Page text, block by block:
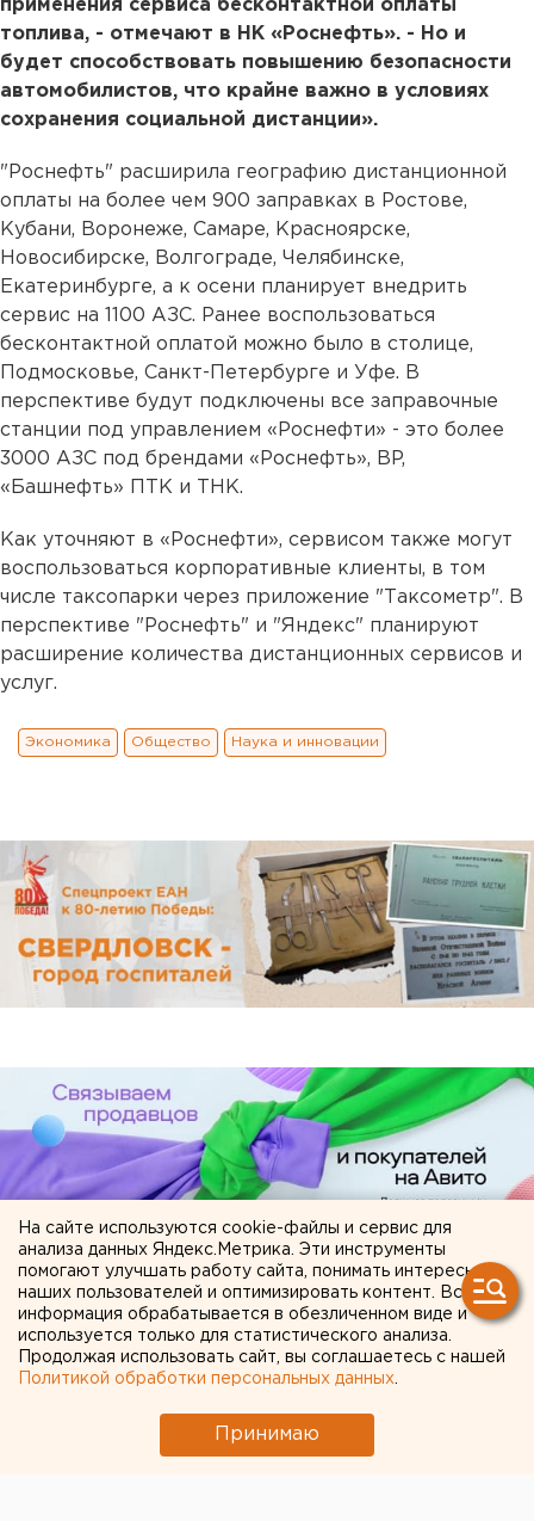
применения сервиса бесконтактной оплаты
топлива, - отмечают в НК «Роснефть». - Но и
будет способствовать повышению безопасности
автомобилистов, что крайне важно в условиях
сохранения социальной дистанции».
"Роснефть" расширила географию дистанционной
оплаты на более чем 900 заправках в Ростове,
Кубани, Воронеже, Самаре, Красноярске,
Новосибирске, Волгограде, Челябинске,
Екатеринбурге, а к осени планирует внедрить
сервис на 1100 АЗС. Ранее воспользоваться
бесконтактной оплатой можно было в столице,
Подмосковье, Санкт-Петербурге и Уфе. В
перспективе будут подключены все заправочные
станции под управлением «Роснефти» - это более
3000 АЗС под брендами «Роснефть», BP,
«Башнефть» ПТК и ТНК.
Как уточняют в «Роснефти», сервисом также могут
воспользоваться корпоративные клиенты, в том
числе таксопарки через приложение "Таксометр". В
перспективе "Роснефть" и "Яндекс" планируют
расширение количества дистанционных сервисов и
услуг.
Экономика Общество Наука и инновации
ЧИТАЙТЕ ТАКЖЕ:
В Екатеринбурге горит склад Wildberries
Украина атаковала тыловые регионы РФ
На сайте используются cookie-файлы и сервис для
анализа данных Яндекс.Метрика. Эти инструменты
помогают улучшать работу сайта, понимать интересы
наших пользователей и оптимизировать контент. Вся
информация обрабатывается в обезличенном виде и
используется только для статистического анализа.
Продолжая использовать сайт, вы соглашаетесь с нашей
Политикой обработки персональных данных
Принимаю